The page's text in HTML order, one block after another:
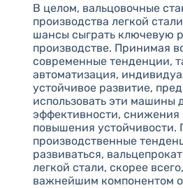
В целом, вальцовочные
производства легкой
шансы сыграть ключевую
производстве. Принимая
современные тенденции,
автоматизация,
устойчивое развитие,
использовать эти машины
эффективности, снижения
повышения устойчивости.
производственные
развиваться,
легкой стали, скорее
важнейшим компонентом